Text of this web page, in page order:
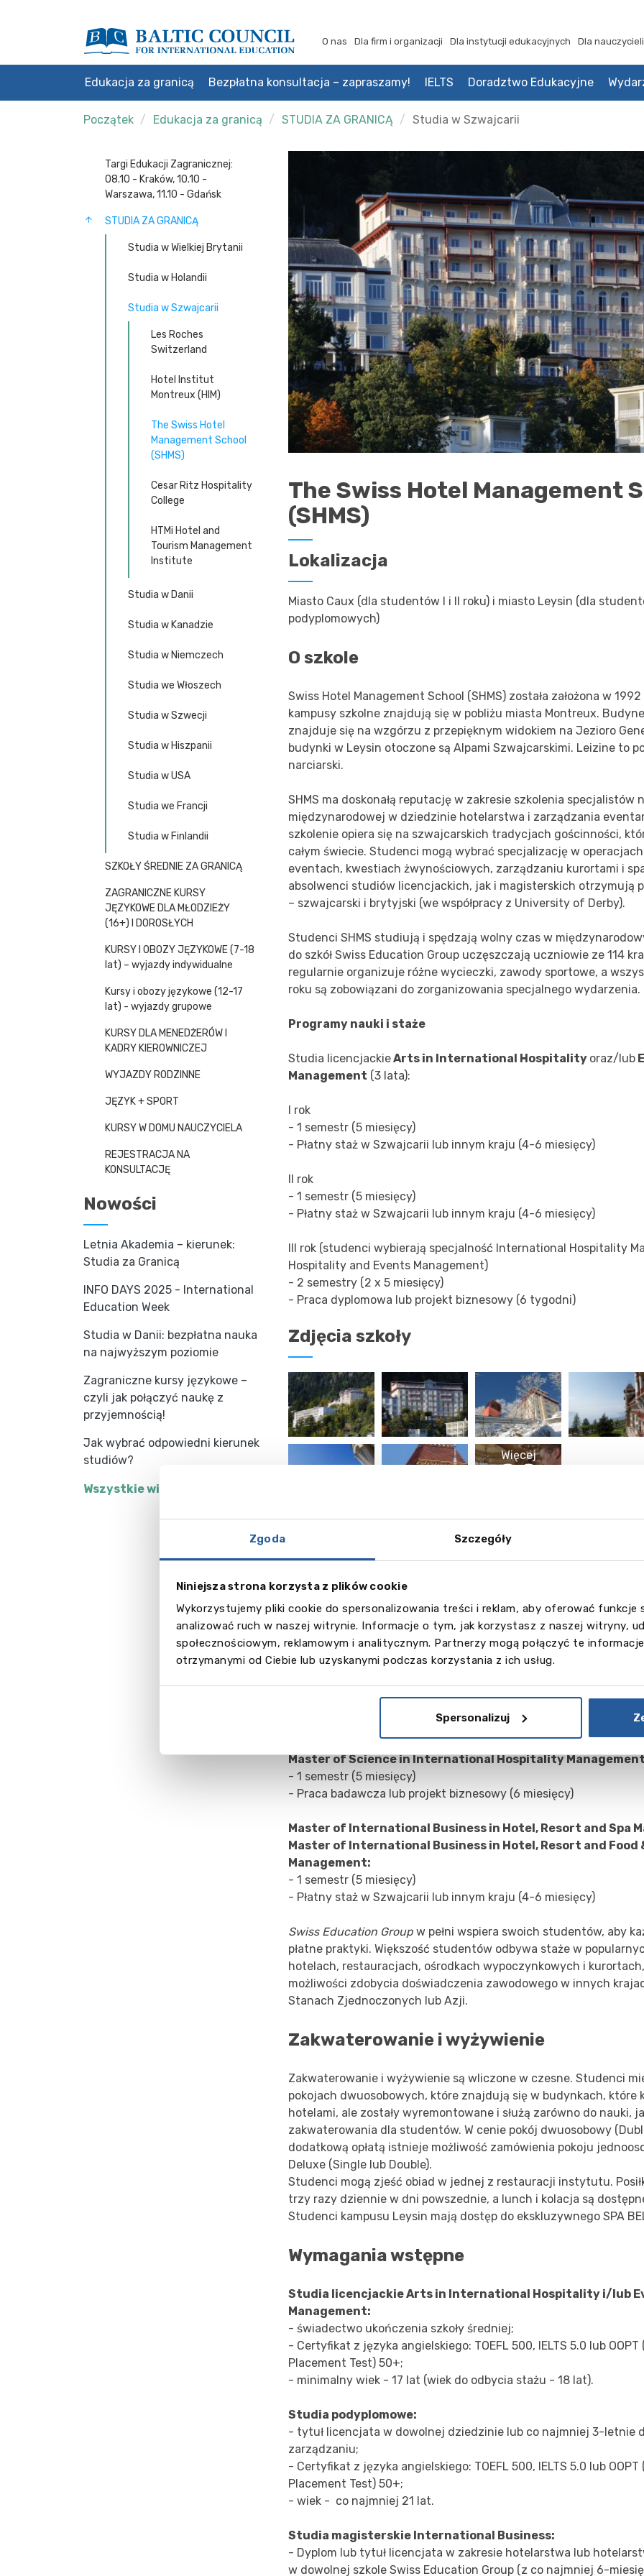
Zgoda Szczegóły
Niniejsza strona korzysta z plików cookie
Wykorzystujemy pliki cookie do spersonalizowania treści i reklam, aby oferować funkcje
analizować ruch w naszej witrynie. Informacje o tym, jak korzystasz z naszej witryny,
społecznościowym, reklamowym i analitycznym. Partnerzy mogą połączyć te
otrzymanymi od Ciebie lub uzyskanymi podczas korzystania z ich usług.
Spersonalizuj
O nas Dla firm i organizacji Dla instytucji edukacyjnych Dla nauczycieli
Edukacja za granicą Bezpłatna konsultacja – zapraszamy! IELTS Doradztwo Edukacyjne
Początek Edukacja za granicą STUDIA ZA GRANICĄ Studia w Szwajcarii
Targi Edukacji Zagranicznej:
08.10 - Kraków, 10.10 -
Warszawa, 11.10 - Gdańsk
STUDIA ZA GRANICĄ
Studia w Wielkiej Brytanii
Studia w Holandii
Studia w Szwajcarii
Les Roches
Switzerland
Hotel Institut
Montreux (HIM)
The Swiss Hotel
Management School
(SHMS)
Cesar Ritz Hospitality
College
HTMi Hotel and
Tourism Management
Institute
Studia w Danii
Studia w Kanadzie
Studia w Niemczech
Studia we Włoszech
Studia w Szwecji
Studia w Hiszpanii
Studia w USA
Studia we Francji
Studia w Finlandii
SZKOŁY ŚREDNIE ZA GRANICĄ
ZAGRANICZNE KURSY
JĘZYKOWE DLA MŁODZIEŻY
(16+) I DOROSŁYCH
KURSY I OBOZY JĘZYKOWE (7-18
lat) – wyjazdy indywidualne
Kursy i obozy językowe (12-17
lat) - wyjazdy grupowe
KURSY DLA MENEDŻERÓW I
KADRY KIEROWNICZEJ
WYJAZDY RODZINNE
JĘZYK + SPORT
KURSY W DOMU NAUCZYCIELA
REJESTRACJA NA
KONSULTACJĘ
Nowości
Letnia Akademia – kierunek:
Studia za Granicą
INFO DAYS 2025 - International
Education Week
Studia w Danii: bezpłatna nauka
na najwyższym poziomie
Zagraniczne kursy językowe –
czyli jak połączyć naukę z
przyjemnością!
Jak wybrać odpowiedni kierunek
studiów?
Wszystkie wiadomości
The Swiss Hotel Management
(SHMS)
Lokalizacja
Miasto Caux (dla studentów I i II roku) i miasto Leysin (dla
podyplomowych)
O szkole
Swiss Hotel Management School (SHMS) została założona w 1992
kampusy szkolne znajdują się w pobliżu miasta Montreux.
znajduje się na wzgórzu z przepięknym widokiem na Jezioro
budynki w Leysin otoczone są Alpami Szwajcarskimi. Leizine to
narciarski.
SHMS ma doskonałą reputację w zakresie szkolenia specjalistów
międzynarodowej w dziedzinie hotelarstwa i zarządzania
szkolenie opiera się na szwajcarskich tradycjach gościnności,
całym świecie. Studenci mogą wybrać specjalizację w
eventach, kwestiach żwynościowych, zarządzaniu kurortami i
absolwenci studiów licencjackich, jak i magisterskich otrzymują
– szwajcarski i brytyjski (we współpracy z University of Derby).
Studenci SHMS studiują i spędzają wolny czas w
do szkół Swiss Education Group uczęszczają uczniowie ze 114
regularnie organizuje różne wycieczki, zawody sportowe, a
roku są zobowiązani do zorganizowania specjalnego wydarzenia.
Programy nauki i staże
Studia licencjackieArts in International Hospitality oraz/lub
Management (3 lata):
I rok
- 1 semestr (5 miesięcy)
- Płatny staż w Szwajcarii lub innym kraju (4-6 miesięcy)
II rok
- 1 semestr (5 miesięcy)
- Płatny staż w Szwajcarii lub innym kraju (4-6 miesięcy)
III rok (studenci wybierają specjalność International Hospitality
Hospitality and Events Management)
- 2 semestry (2 x 5 miesięcy)
- Praca dyplomowa lub projekt biznesowy (6 tygodni)
Zdjęcia szkoły
Więcej
22
Management (1 rok):
- 1 semestr (5 miesięcy)
- Płatny staż w Szwajcarii lub innym kraju (4-6 miesięcy)
Management, Master of International Business in Hotel,
(1 rok).
Master of Science in International Hospitality
- 1 semestr (5 miesięcy)
- Praca badawcza lub projekt biznesowy (6 miesięcy)
Master of International Business in Hotel, Resort and Spa
Master of International Business in Hotel, Resort and Food
Management:
- 1 semestr (5 miesięcy)
- Płatny staż w Szwajcarii lub innym kraju (4-6 miesięcy)
Swiss Education Group w pełni wspiera swoich studentów, aby
płatne praktyki. Większość studentów odbywa staże w
hotelach, restauracjach, ośrodkach wypoczynkowych i
możliwości zdobycia doświadczenia zawodowego w innych
Stanach Zjednoczonych lub Azji.
Zakwaterowanie i wyżywienie
Zakwaterowanie i wyżywienie są wliczone w czesne. Studenci
pokojach dwuosobowych, które znajdują się w budynkach, które
hotelami, ale zostały wyremontowane i służą zarówno do nauki,
zakwaterowania dla studentów. W cenie pokój dwuosobowy
dodatkową opłatą istnieje możliwość zamówienia pokoju
Deluxe (Single lub Double).
Studenci mogą zjeść obiad w jednej z restauracji instytutu.
trzy razy dziennie w dni powszednie, a lunch i kolacja są
Studenci kampusu Leysin mają dostęp do ekskluzywnego SPA
Wymagania wstępne
Studia licencjackie Arts in International Hospitality i/lub
Management:
- świadectwo ukończenia szkoły średniej;
- Certyfikat z języka angielskiego: TOEFL 500, IELTS 5.0 lub
Placement Test) 50+;
- minimalny wiek - 17 lat (wiek do odbycia stażu - 18 lat).
Studia podyplomowe:
- tytuł licencjata w dowolnej dziedzinie lub co najmniej 3-letnie
zarządzaniu;
- Certyfikat z języka angielskiego: TOEFL 500, IELTS 5.0 lub
Placement Test) 50+;
- wiek - co najmniej 21 lat.
Studia magisterskie International Business:
- Dyplom lub tytuł licencjata w zakresie hotelarstwa lub
w dowolnej szkole Swiss Education Group (z co najmniej 6-